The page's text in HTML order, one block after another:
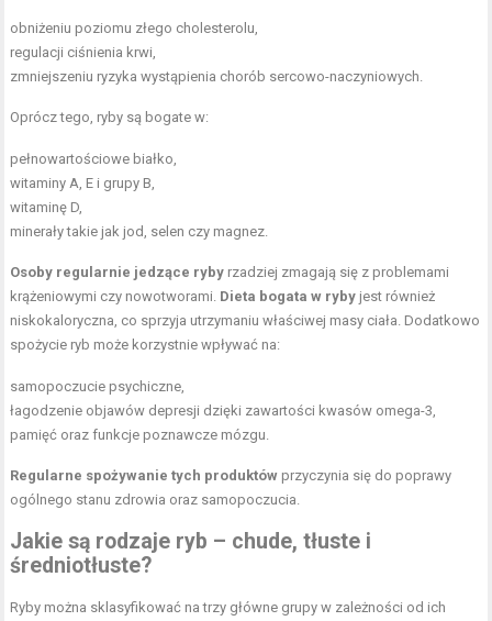
obniżeniu poziomu złego cholesterolu,
regulacji ciśnienia krwi,
zmniejszeniu ryzyka wystąpienia chorób sercowo-naczyniowych.
Oprócz tego, ryby są bogate w:
pełnowartościowe białko,
witaminy A, E i grupy B,
witaminę D,
minerały takie jak jod, selen czy magnez.
Osoby regularnie jedzące ryby rzadziej zmagają się z problemami
krążeniowymi czy nowotworami. Dieta bogata w ryby jest również
niskokaloryczna, co sprzyja utrzymaniu właściwej masy ciała. Dodatkowo
spożycie ryb może korzystnie wpływać na:
samopoczucie psychiczne,
łagodzenie objawów depresji dzięki zawartości kwasów omega-3,
pamięć oraz funkcje poznawcze mózgu.
Regularne spożywanie tych produktów przyczynia się do poprawy
ogólnego stanu zdrowia oraz samopoczucia.
Jakie są rodzaje ryb – chude, tłuste i
średniotłuste?
Ryby można sklasyfikować na trzy główne grupy w zależności od ich